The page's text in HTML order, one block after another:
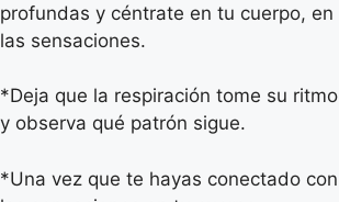
profundas y céntrate en tu cuerpo, en
las sensaciones.
*Deja que la respiración tome su ritmo
y observa qué patrón sigue.
*Una vez que te hayas conectado con